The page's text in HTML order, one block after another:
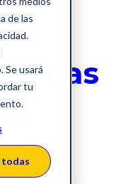
de las
Se usará
tu
todas